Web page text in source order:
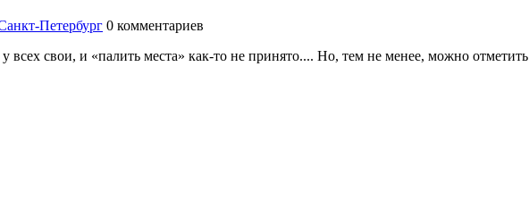
Петербург 0 комментариев
всех свои, и «палить места» как-то не принято.... Но, тем не менее, можно отметить